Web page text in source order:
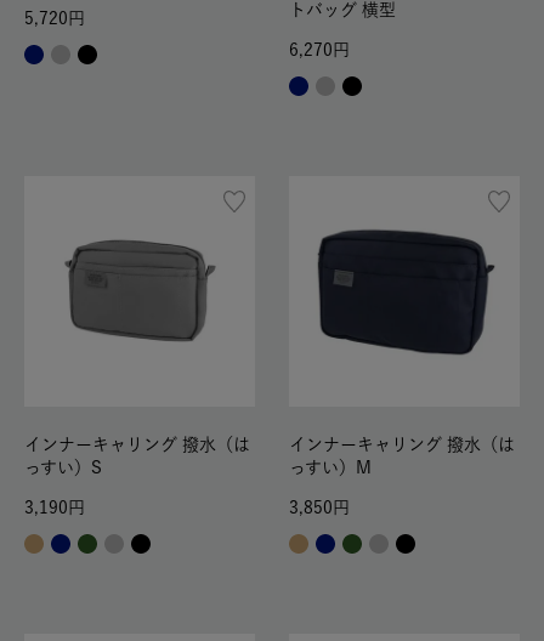
5,720
トバッグ 横型
6,270
インナーキャリング 撥水（は
っすい）S
3,190
インナーキャリング 撥水（は
っすい）M
3,850